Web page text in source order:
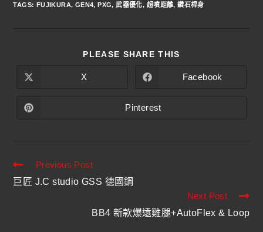
TAGS: FUJIKURA, GEN4, PXG, 武器優化, 超噴距離, 鑽石桿身
PLEASE SHARE THIS
X Facebook
Pinterest
Previous Post
巨匠 J.C studio GSS 德國鋼
Next Post
BB4 新款爆遠雞腿+AutoFlex & Loop